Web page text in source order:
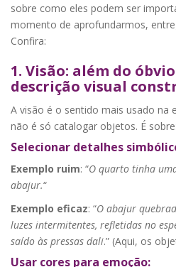
sobre como eles podem ser
momento de aprofundarmos,
Confira:
1. Visão: além do
descrição visual
A visão é o sentido mais usado na
não é só catalogar objetos. É sobre:
Selecionar detalhes
Exemplo ruim: “O quarto tinha
abajur.“
Exemplo eficaz: “O abajur
luzes intermitentes, refletidas no
saído às pressas dali.” (Aqui, os
Usar cores para emoção: